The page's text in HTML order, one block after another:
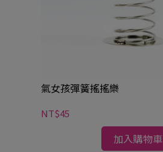
氣女孩彈簧搖搖樂
NT$45
加入購物車